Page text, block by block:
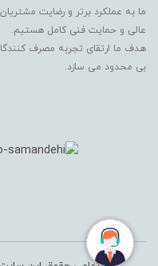
ما به عملکرد برتر و رضایت
عالی و حمایت فنی کامل هستیم.
هدف ما ارتقای تجربه مصرف
بی محدود می سازد.